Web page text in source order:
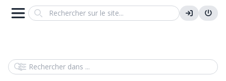
Search
Rechercher dans